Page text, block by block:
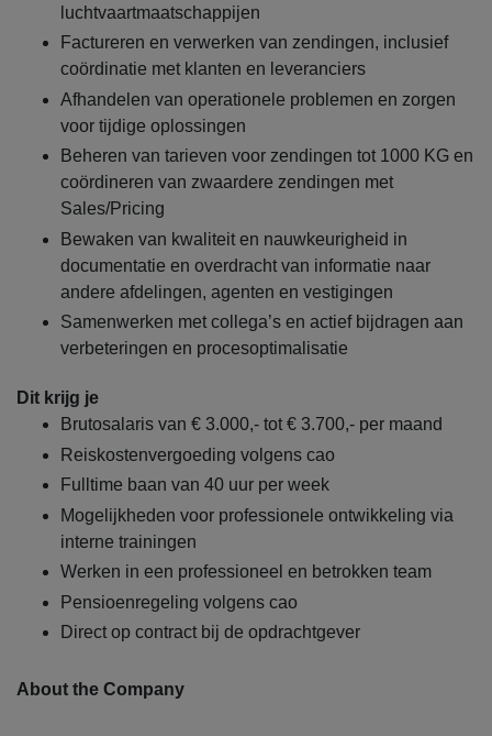
luchtvaartmaatschappijen
Factureren en verwerken van zendingen, inclusief
coördinatie met klanten en leveranciers
Afhandelen van operationele problemen en zorgen
voor tijdige oplossingen
Beheren van tarieven voor zendingen tot 1000 KG en
coördineren van zwaardere zendingen met
Sales/Pricing
Bewaken van kwaliteit en nauwkeurigheid in
documentatie en overdracht van informatie naar
andere afdelingen, agenten en vestigingen
Samenwerken met collega’s en actief bijdragen aan
verbeteringen en procesoptimalisatie
Dit krijg je
Brutosalaris van € 3.000,- tot € 3.700,- per maand
Reiskostenvergoeding volgens cao
Fulltime baan van 40 uur per week
Mogelijkheden voor professionele ontwikkeling via
interne trainingen
Werken in een professioneel en betrokken team
Pensioenregeling volgens cao
Direct op contract bij de opdrachtgever
About the Company